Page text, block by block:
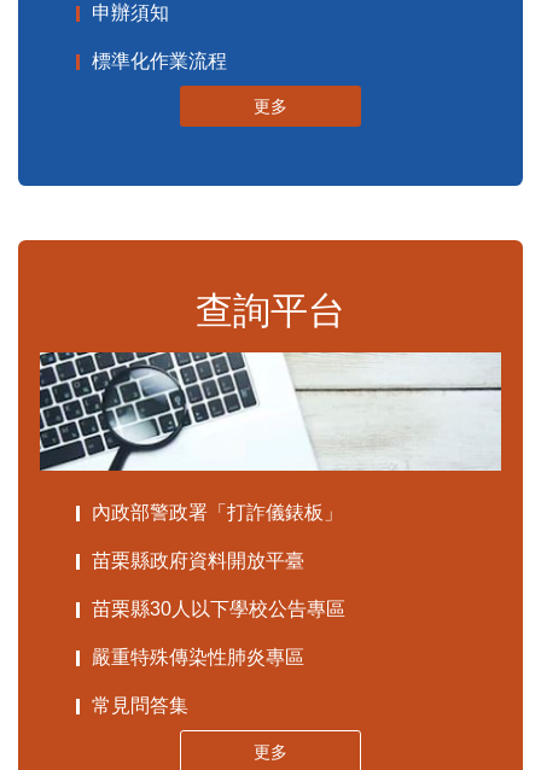
申辦須知
標準化作業流程
更多
查詢平台
內政部警政署「打詐儀錶板」
苗栗縣政府資料開放平臺
苗栗縣30人以下學校公告專區
嚴重特殊傳染性肺炎專區
常見問答集
更多